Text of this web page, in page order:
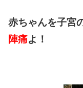
赤ちゃんを子宮
陣痛よ！